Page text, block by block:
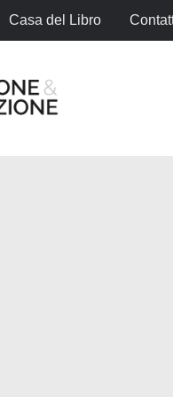
Casa del Libro